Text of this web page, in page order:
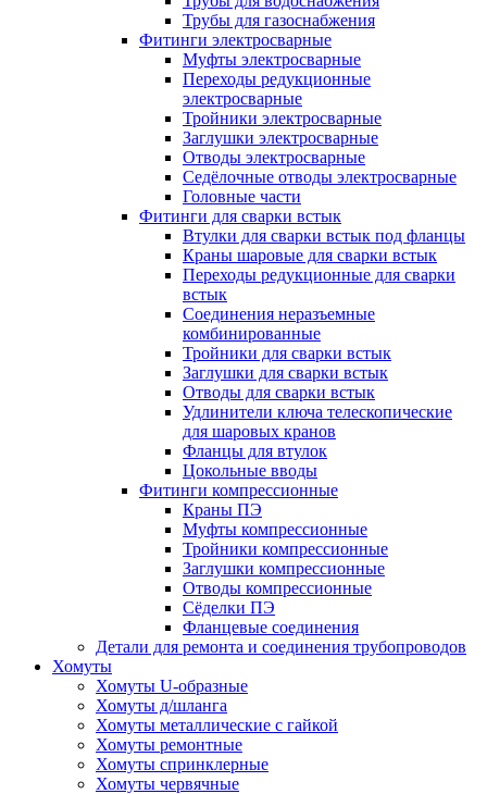
Трубы для газоснабжения
Фитинги электросварные
Муфты электросварные
Переходы редукционные
электросварные
Тройники электросварные
Заглушки электросварные
Отводы электросварные
Седёлочные отводы электросварные
Головные части
Фитинги для сварки встык
Втулки для сварки встык под фланцы
Краны шаровые для сварки встык
Переходы редукционные для сварки
встык
Соединения неразъемные
комбинированные
Тройники для сварки встык
Заглушки для сварки встык
Отводы для сварки встык
Удлинители ключа телескопические
для шаровых кранов
Фланцы для втулок
Цокольные вводы
Фитинги компрессионные
Краны ПЭ
Муфты компрессионные
Тройники компрессионные
Заглушки компрессионные
Отводы компрессионные
Сёделки ПЭ
Фланцевые соединения
Детали для ремонта и соединения трубопроводов
Хомуты
Хомуты U-образные
Хомуты д/шланга
Хомуты металлические с гайкой
Хомуты ремонтные
Хомуты спринклерные
Хомуты червячные